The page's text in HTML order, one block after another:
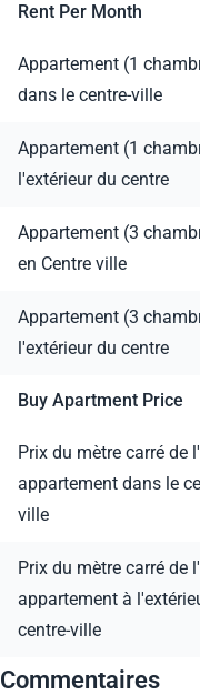
Rent Per Month
Appartement (1
dans le centre-ville
Appartement (1
l'extérieur du centre
Appartement (3
en Centre ville
Appartement (3
l'extérieur du centre
Buy Apartment Price
Prix du mètre carré de l'
appartement dans le
ville
Prix du mètre carré de l'
appartement à
centre-ville
Commentaires